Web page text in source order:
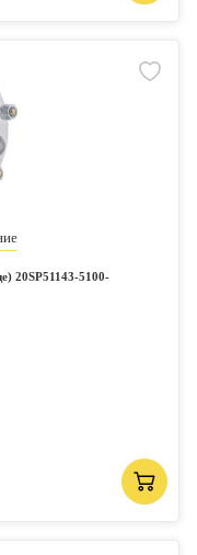
20SP51143-5100-